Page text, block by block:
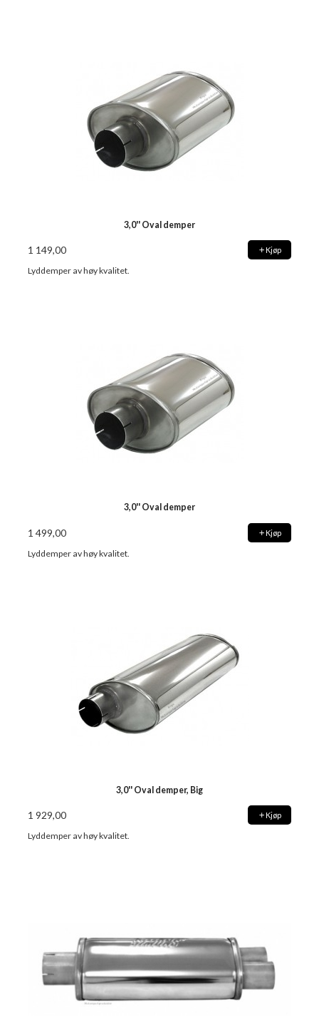
3,0'' Oval demper
1 149,00 Kjøp
Lyddemper av høy kvalitet.
3,0'' Oval demper
1 499,00 Kjøp
Lyddemper av høy kvalitet.
3,0'' Oval demper, Big
1 929,00 Kjøp
Lyddemper av høy kvalitet.